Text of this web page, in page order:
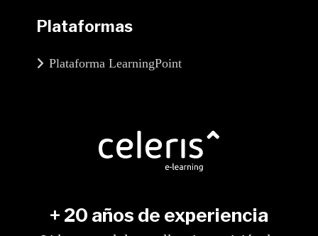
+ 20 años de experiencia
Plataformas
Plataforma LearningPoint